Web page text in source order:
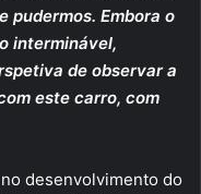
pudermos. Embora o
interminável,
de observar a
este carro, com
desenvolvimento do